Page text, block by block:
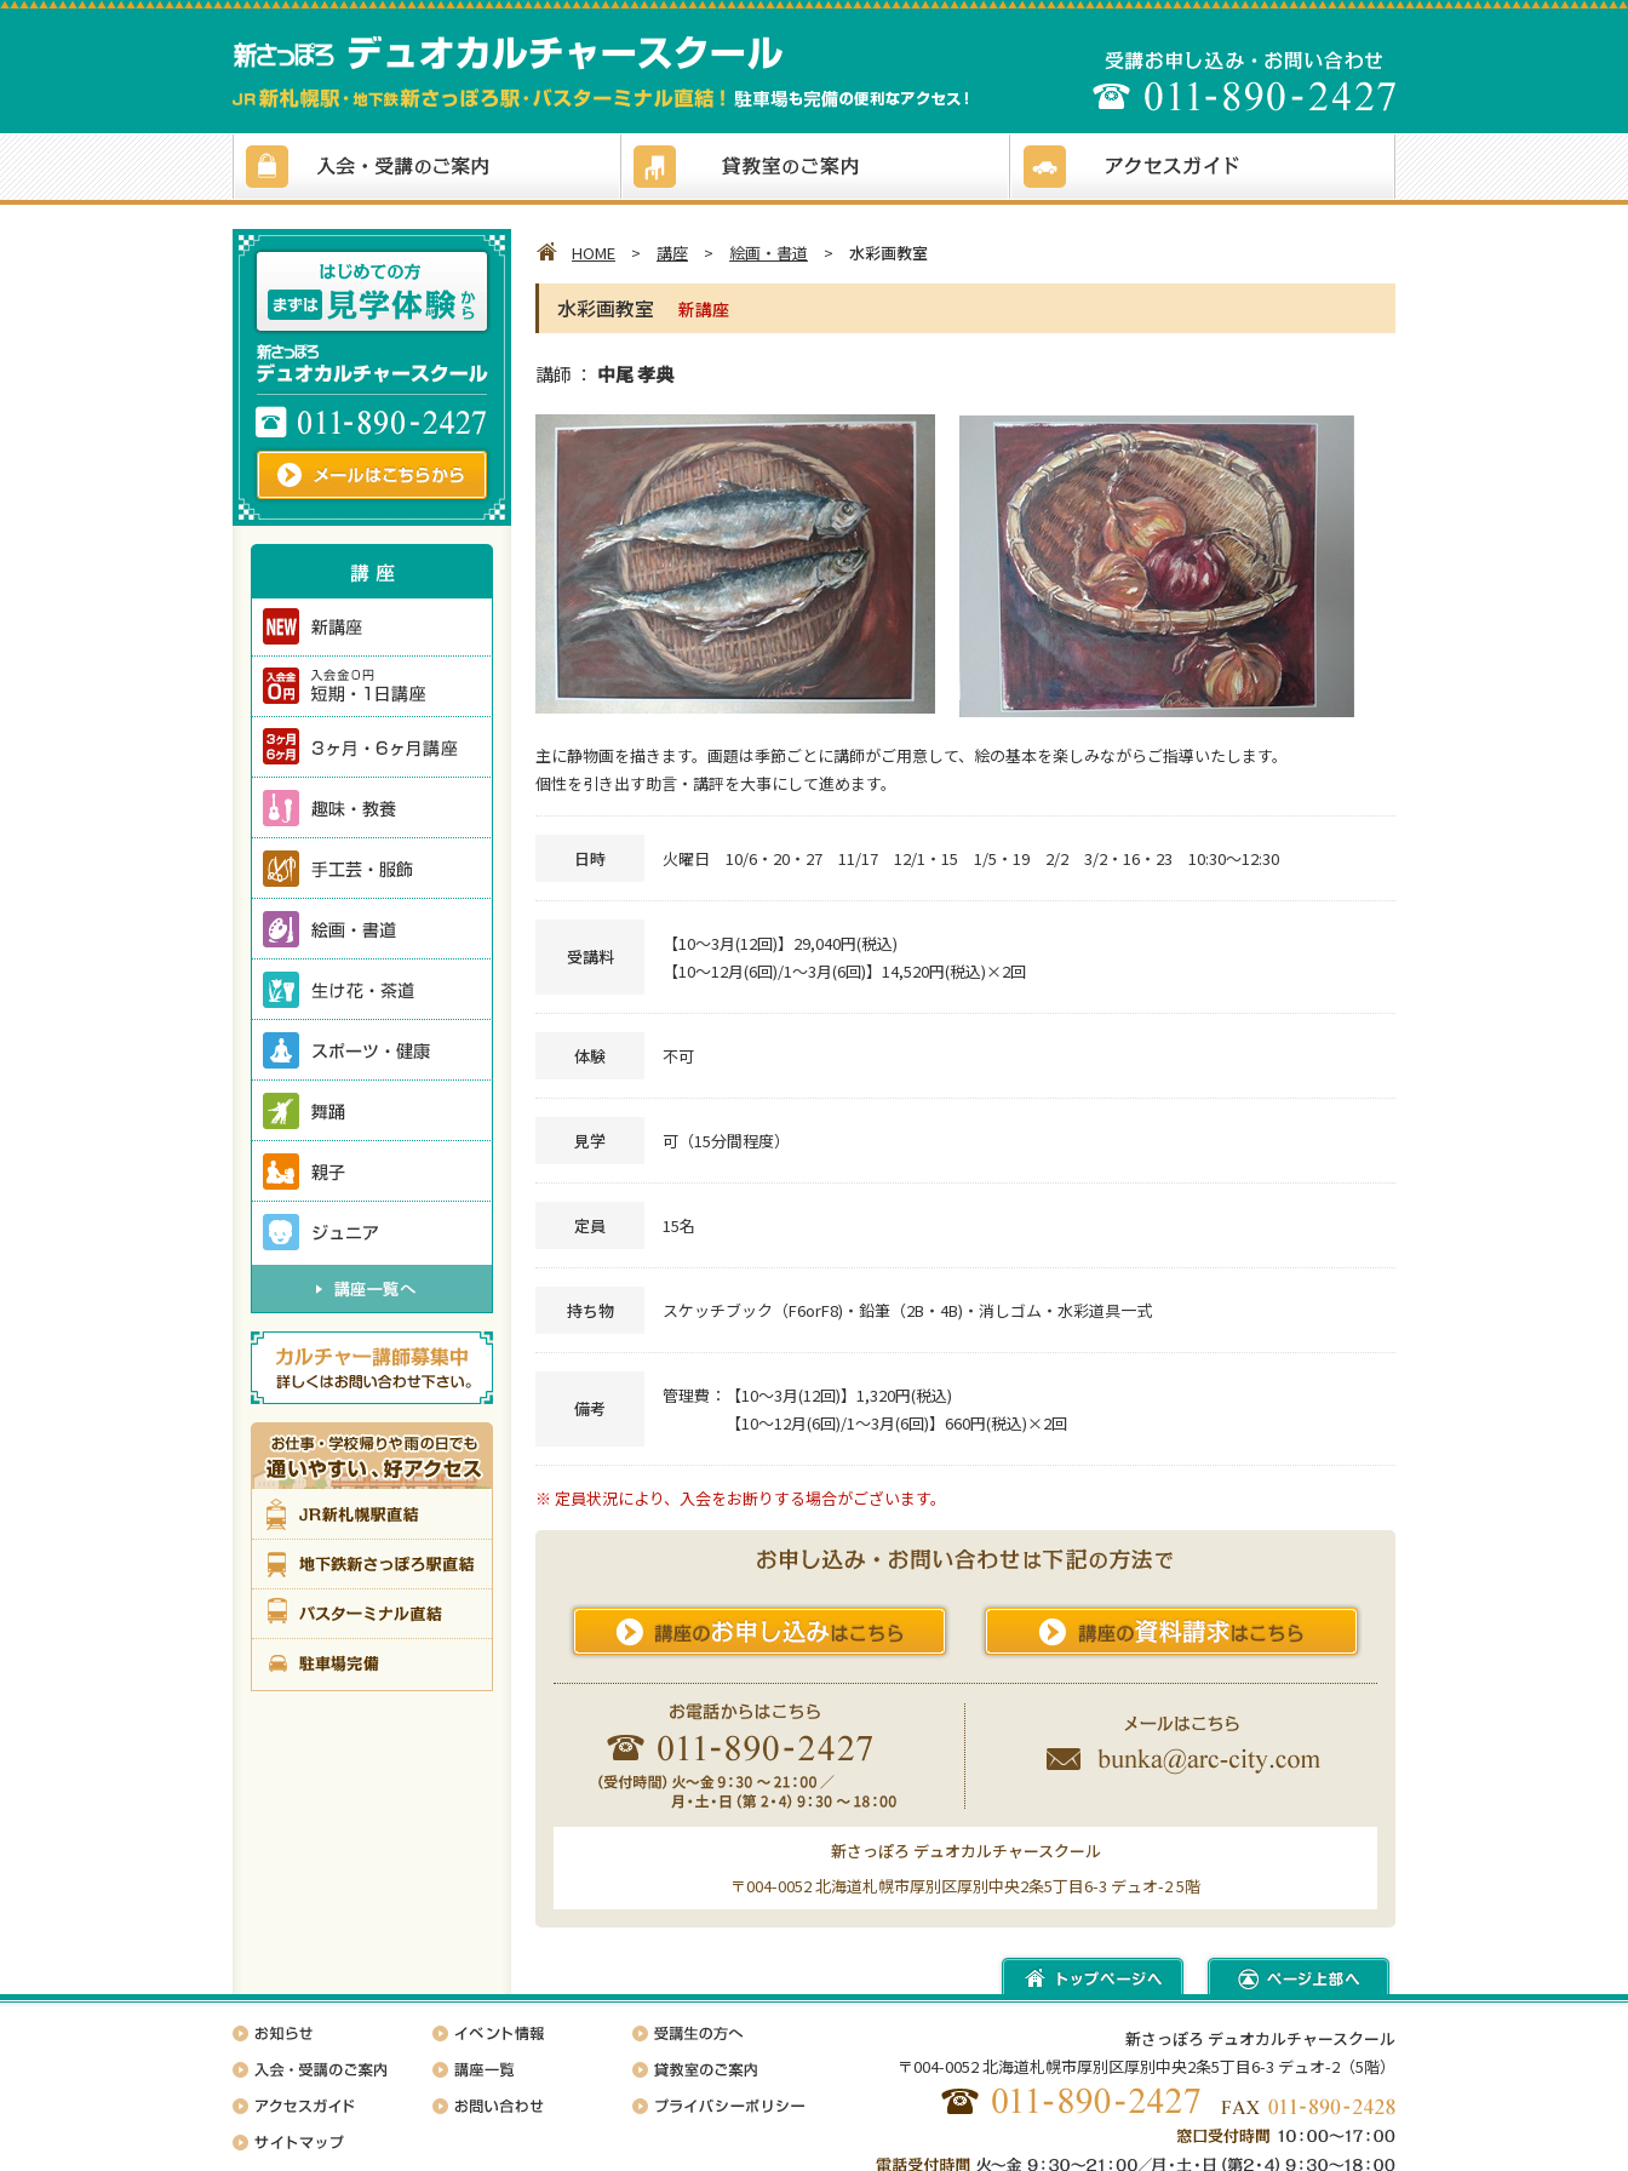
HOME > 講座 > 絵画・書道 > 水彩画教室
水彩画教室 新講座
講師 ： 中尾 孝典
主に静物画を描きます。画題は季節ごとに講師がご用意して、絵の基本を楽しみながらご指導いたします。
個性を引き出す助言・講評を大事にして進めます。
日時 火曜日 10/6・20・27 11/17 12/1・15 1/5・19 2/2 3/2・16・23 10:30～12:30
受講料
【10～3月(12回)】29,040円(税込)
【10～12月(6回)/1～3月(6回)】14,520円(税込)×2回
体験 不可
見学 可（15分間程度）
定員 15名
持ち物 スケッチブック（F6orF8)・鉛筆（2B・4B)・消しゴム・水彩道具一式
備考
管理費：【10～3月(12回)】1,320円(税込)
【10～12月(6回)/1～3月(6回)】660円(税込)×2回
※ 定員状況により、入会をお断りする場合がございます。
新さっぽろ デュオカルチャースクール
〒004-0052 北海道札幌市厚別区厚別中央2条5丁目6-3 デュオ-2 5階
新さっぽろ デュオカルチャースクール
〒004-0052 北海道札幌市厚別区厚別中央2条5丁目6-3 デュオ-2（5階）